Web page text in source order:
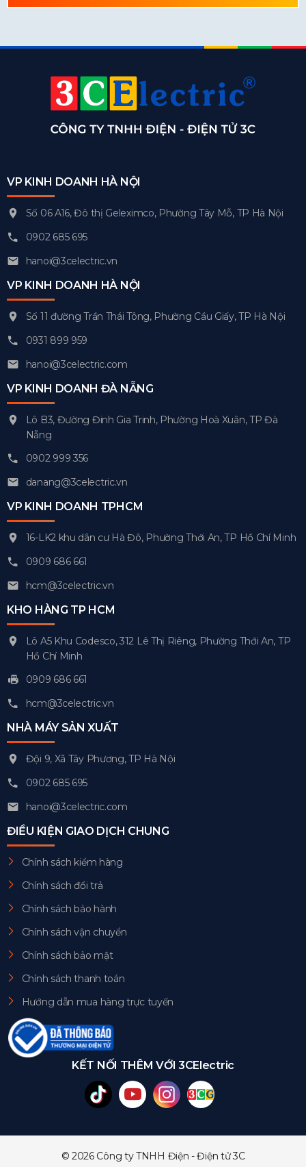
VP KINH DOANH HÀ NỘI
Số 06 A16, Đô thị Geleximco, Phường Tây Mỗ, TP Hà Nội
0902 685 695
hanoi@3celectric.vn
VP KINH DOANH HÀ NỘI
Số 11 đường Trần Thái Tông, Phường Cầu Giấy, TP Hà Nội
0931 899 959
hanoi@3celectric.com
VP KINH DOANH ĐÀ NẴNG
Lô B3, Đường Đinh Gia Trinh, Phường Hoà Xuân, TP Đà
Nẵng
0902 999 356
danang@3celectric.vn
VP KINH DOANH TPHCM
16-LK2 khu dân cư Hà Đô, Phường Thới An, TP Hồ Chí Minh
0909 686 661
hcm@3celectric.vn
KHO HÀNG TP HCM
Lô A5 Khu Codesco, 312 Lê Thị Riêng, Phường Thới An, TP
Hồ Chí Minh
0909 686 661
hcm@3celectric.vn
NHÀ MÁY SẢN XUẤT
Đội 9, Xã Tây Phương, TP Hà Nội
0902 685 695
hanoi@3celectric.com
ĐIỀU KIỆN GIAO DỊCH CHUNG
Chính sách kiểm hàng
Chính sách đổi trả
Chính sách bảo hành
Chính sách vận chuyển
Chính sách bảo mật
Chính sách thanh toán
Hướng dẫn mua hàng trực tuyến
KẾT NỐI THÊM VỚI 3CElectric
© 2026 Công ty TNHH Điện - Điện tử 3C